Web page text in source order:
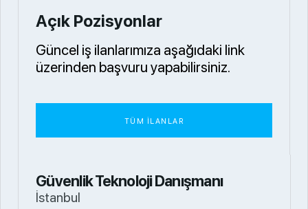
Açık Pozisyonlar
Güncel iş ilanlarımıza aşağıdaki link
üzerinden başvuru yapabilirsiniz.
TÜM İLANLAR
Güvenlik Teknoloji Danışmanı
İstanbul